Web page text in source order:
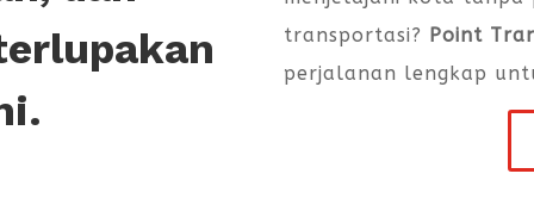
transportasi? Point
perjalanan lengkap